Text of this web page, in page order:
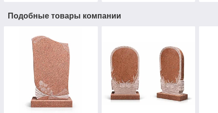
Подобные товары компании